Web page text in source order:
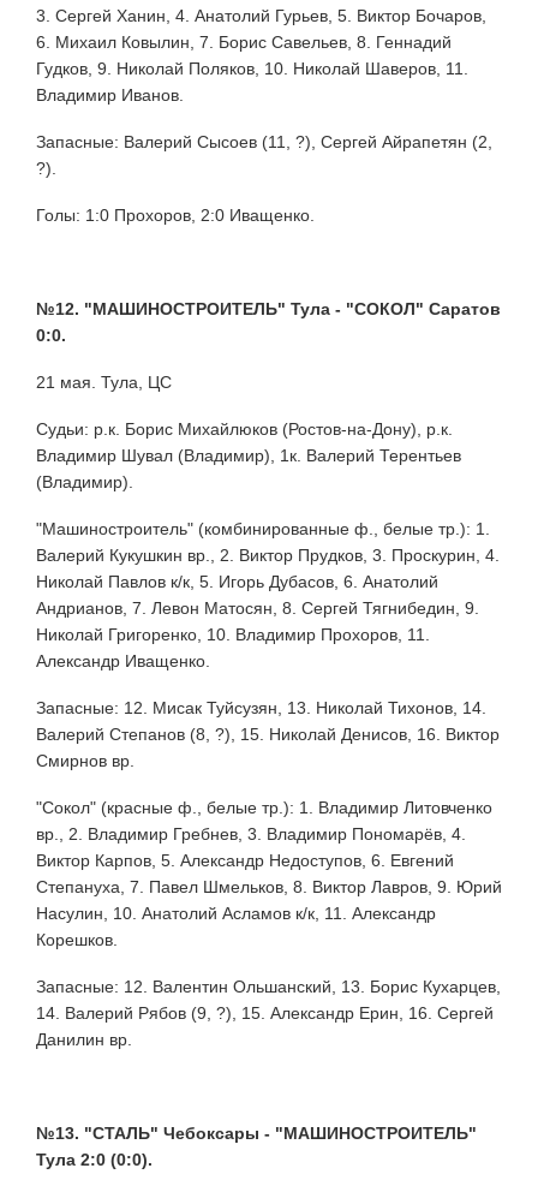
3. Сергей Ханин, 4. Анатолий Гурьев, 5. Виктор Бочаров,
6. Михаил Ковылин, 7. Борис Савельев, 8. Геннадий
Гудков, 9. Николай Поляков, 10. Николай Шаверов, 11.
Владимир Иванов.
Запасные: Валерий Сысоев (11, ?), Сергей Айрапетян (2,
?).
Голы: 1:0 Прохоров, 2:0 Иващенко.
№12. "МАШИНОСТРОИТЕЛЬ" Тула - "СОКОЛ" Саратов
0:0.
21 мая. Тула, ЦС
Судьи: р.к. Борис Михайлюков (Ростов-на-Дону), р.к.
Владимир Шувал (Владимир), 1к. Валерий Терентьев
(Владимир).
"Машиностроитель" (комбинированные ф., белые тр.): 1.
Валерий Кукушкин вр., 2. Виктор Прудков, 3. Проскурин, 4.
Николай Павлов к/к, 5. Игорь Дубасов, 6. Анатолий
Андрианов, 7. Левон Матосян, 8. Сергей Тягнибедин, 9.
Николай Григоренко, 10. Владимир Прохоров, 11.
Александр Иващенко.
Запасные: 12. Мисак Туйсузян, 13. Николай Тихонов, 14.
Валерий Степанов (8, ?), 15. Николай Денисов, 16. Виктор
Смирнов вр.
"Сокол" (красные ф., белые тр.): 1. Владимир Литовченко
вр., 2. Владимир Гребнев, 3. Владимир Пономарёв, 4.
Виктор Карпов, 5. Александр Недоступов, 6. Евгений
Степануха, 7. Павел Шмельков, 8. Виктор Лавров, 9. Юрий
Насулин, 10. Анатолий Асламов к/к, 11. Александр
Корешков.
Запасные: 12. Валентин Ольшанский, 13. Борис Кухарцев,
14. Валерий Рябов (9, ?), 15. Александр Ерин, 16. Сергей
Данилин вр.
№13. "СТАЛЬ" Чебоксары - "МАШИНОСТРОИТЕЛЬ"
Тула 2:0 (0:0).